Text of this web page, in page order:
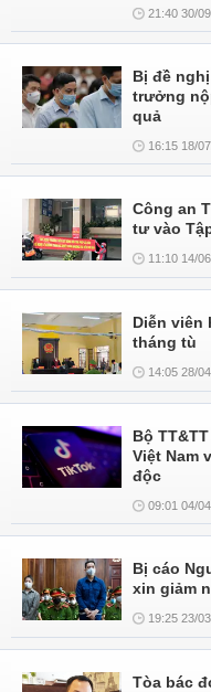
21:40 30/
Bị đề
trưởng
quả
16:15 18/
Công an
tư vào
11:10 14/
Diễn viên
tháng tù
14:05 28/
Bộ
Việt Nam
độc
09:01 04/
Bị cáo
xin giảm
19:25 23/
Tòa bác